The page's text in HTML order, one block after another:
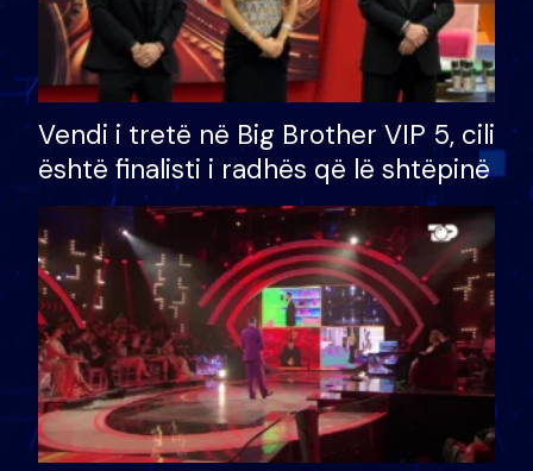
Vendi i tretë në Big Brother VIP 5, cili
është finalisti i radhës që lë shtëpinë